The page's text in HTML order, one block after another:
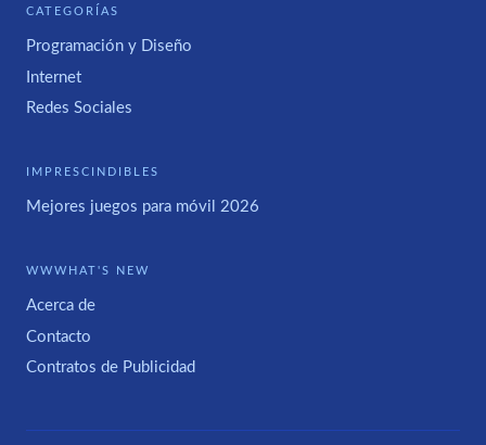
CATEGORÍAS
Programación y Diseño
Internet
Redes Sociales
IMPRESCINDIBLES
Mejores juegos para móvil 2026
WWWHAT'S NEW
Acerca de
Contacto
Contratos de Publicidad